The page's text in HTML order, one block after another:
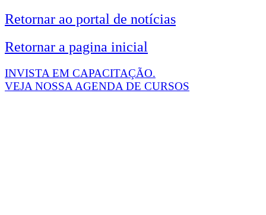
Retornar ao portal de notícias
Retornar a pagina inicial
INVISTA EM CAPACITAÇÃO.
VEJA NOSSA AGENDA DE CURSOS